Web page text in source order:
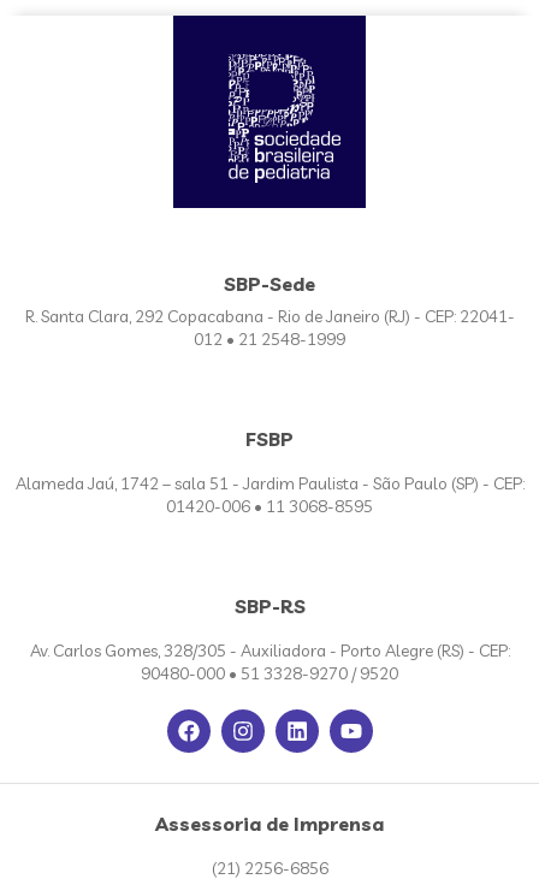
SBP-Sede
R. Santa Clara, 292 Copacabana - Rio de Janeiro (RJ) - CEP: 22041-
012 • 21 2548-1999
FSBP
Alameda Jaú, 1742 – sala 51 - Jardim Paulista - São Paulo (SP) - CEP:
01420-006 • 11 3068-8595
SBP-RS
Av. Carlos Gomes, 328/305 - Auxiliadora - Porto Alegre (RS) - CEP:
90480-000 • 51 3328-9270 / 9520
Assessoria de Imprensa
(21) 2256-6856